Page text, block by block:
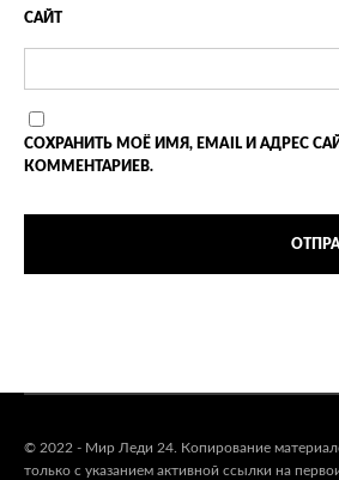
САЙТ
СОХРАНИТЬ МОЁ ИМЯ, EMAIL И АДРЕС
КОММЕНТАРИЕВ.
© 2022 - Мир Леди 24. Копирование
только с указанием активной ссылки на